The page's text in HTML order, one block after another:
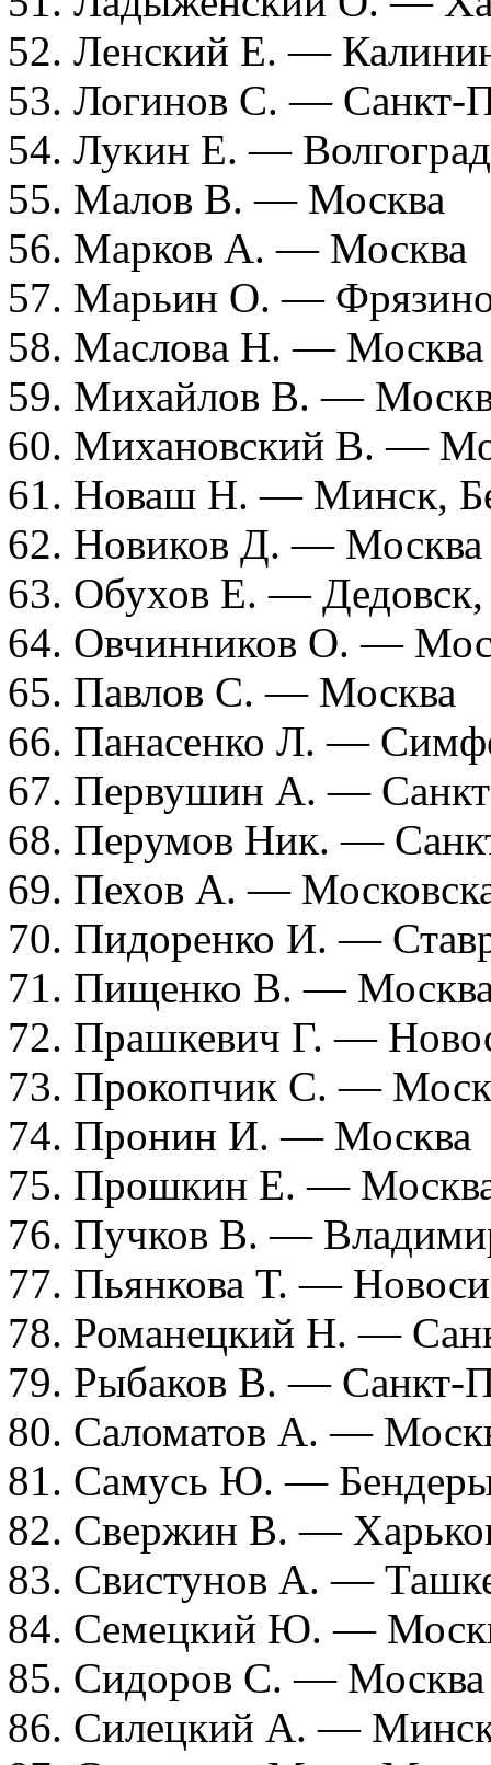
52. Ленский Е. —
53. Логинов С. — Санкт-
54. Лукин Е. — Волгоград
55. Малов В. — Москва
56. Марков А. — Москва
57. Марьин О. —
58. Маслова Н. — Москва
59. Михайлов В. —
60. Михановский В. —
61. Новаш Н. — Минск,
62. Новиков Д. — Москва
63. Обухов Е. — Дедовск,
64. Овчинников О. —
65. Павлов С. — Москва
66. Панасенко Л. —
67. Первушин А. —
68. Перумов Ник. —
69. Пехов А. —
70. Пидоренко И. —
71. Пищенко В. —
72. Прашкевич Г. —
73. Прокопчик С. —
74. Пронин И. — Москва
75. Прошкин Е. —
76. Пучков В. —
77. Пьянкова Т. —
78. Романецкий Н. —
79. Рыбаков В. — Санкт-
80. Саломатов А. —
81. Самусь Ю. —
82. Свержин В. —
83. Свистунов А. —
84. Семецкий Ю. —
85. Сидоров С. — Москва
86. Силецкий А. —